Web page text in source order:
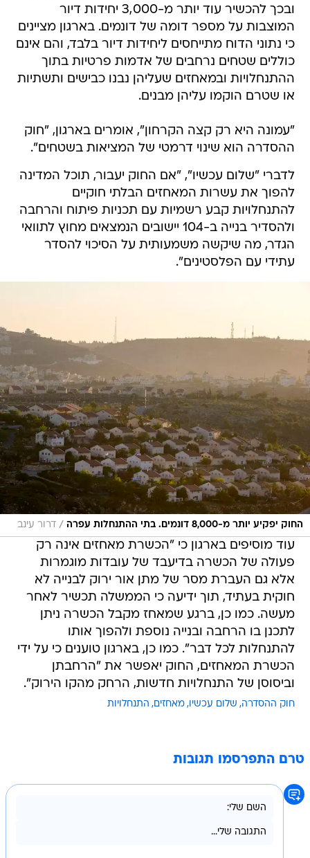
ובכך להכשיר עוד יותר מ-3,000 יחידות דיור
המוצבות על מספר דומה של דונמים. בארגון מציינים
כי נתוני הדוח מתייחסים ליחידות דיור בלבד, והם אינם
כוללים שטחים נרחבים של אדמות פרטיות בתוך
ההתנחלויות ובמאחזים שעליהן נבנו כבישים ותשתיות
או שטרם הוקמו עליהן מבנים.
"עמונה היא רק קצה הקרחון", אומרים בארגון, "חוק
ההסדרה הוא שינוי דרמטי של המציאות בשטחים".
לדברי "שלום עכשיו", "אם החוק יעבור, תוכל המדינה
להפוך את עשרות המאחזים הבלתי חוקיים
להתנחלויות קבע רשמיות עם תכניות פיתוח והרחבה
ולהסדיר בנייה ב-104 יישובים הנמצאים מחוץ לתוואי
הגדר, מה שיקשה משמעותית על הסיכוי להסדר
עתידי עם הפלסטינים".
החוק יפקיע יותר מ-8,000 דונמים. בתי ההתנחלות עפרה / דרור עינב
עוד מוסיפים בארגון כי "הכשרת מאחזים אינה רק
פעולה של הכשרה בדיעבד של עובדות מוגמרות
אלא גם העברת מסר של מתן אור ירוק לבנייה לא
חוקית בעתיד, תוך ידיעה כי הממשלה תכשיר לאחר
מעשה. כמו כן, ברגע שמאחז מקבל הכשרה ניתן
לתכנן בו הרחבה ובנייה נוספת ולהפוך אותו
להתנחלות לכל דבר". כמו כן, בארגון טוענים כי על ידי
הכשרת המאחזים, החוק יאפשר את "הרחבתן
וביסוסן של התנחלויות חדשות, הרחק מהקו הירוק".
חוק ההסדרה שלום עכשיו מאחזים התנחלויות
טרם התפרסמו תגובות